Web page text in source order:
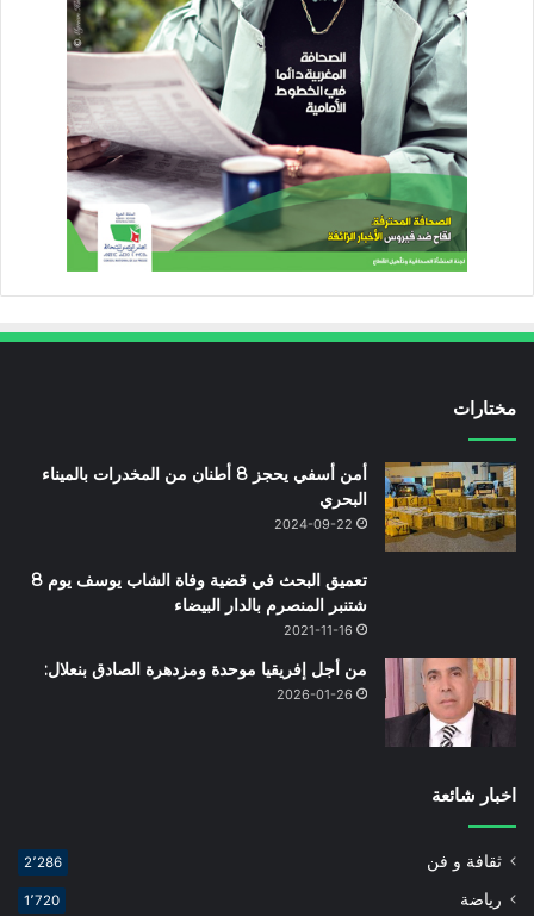
مختارات
أمن أسفي يحجز 8 أطنان من المخدرات بالميناء
البحري
2024-09-22
تعميق البحث في قضية وفاة الشاب يوسف يوم 8
شتنبر المنصرم بالدار البيضاء
2021-11-16
من أجل إفريقيا موحدة ومزدهرة الصادق بنعلال:
2026-01-26
اخبار شائعة
ثقافة و فن 2٬286
رياضة 1٬720